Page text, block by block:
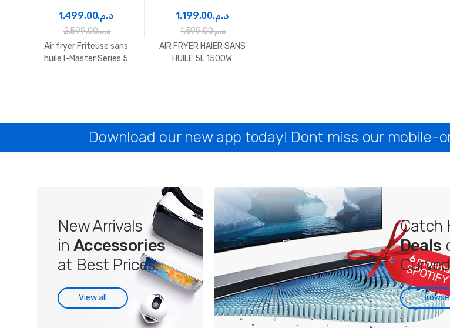
د.م.1.499,00
د.م.2.599,00
Air fryer Friteuse sans
huile I-Master Series 5
د.م.1.199,00
د.م.1.599,00
AIR FRYER HAIER SANS
HUILE 5L 1500W
Download our new app today! Dont miss our mobile-
New Arrivals
in Accessories
at Best Prices.
View all
Catch
Deals
Browse